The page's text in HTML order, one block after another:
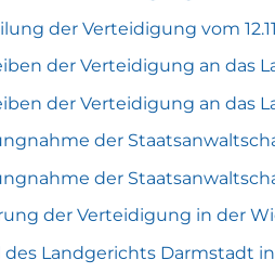
der Verteidigung vom
der Verteidigung an das
der Verteidigung an das
der
der
der Verteidigung in der
Landgerichts Darmstadt in